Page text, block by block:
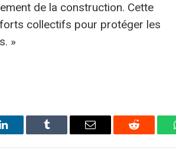
de la construction. Cette
collectifs pour protéger les
»
LinkedIn Tumblr
E-
Reddit